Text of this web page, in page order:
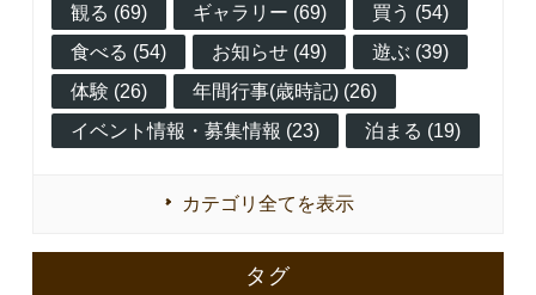
観る (69) ギャラリー (69)
買う (54)
食べる (54)
お知らせ (49)
遊ぶ (39)
体験 (26)
年間行事(歳時記) (26)
イベント情報・募集情報 (23)
泊まる (19)
カテゴリ全てを表示
タグ